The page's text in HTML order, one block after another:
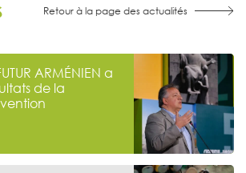
Retour à la page des actualités
ARMÉNIEN a
de la